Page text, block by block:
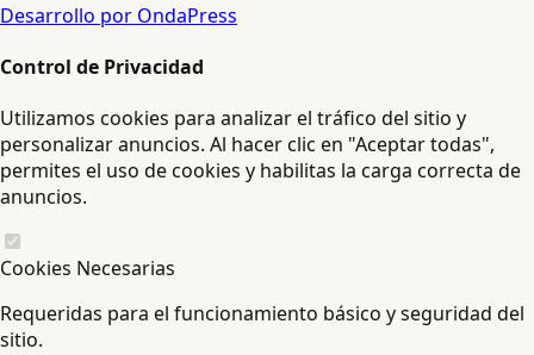
Desarrollo por OndaPress
Control de Privacidad
Utilizamos cookies para analizar el tráfico del sitio y
personalizar anuncios. Al hacer clic en "Aceptar todas",
permites el uso de cookies y habilitas la carga correcta de
anuncios.
Cookies Necesarias
Requeridas para el funcionamiento básico y seguridad del
sitio.